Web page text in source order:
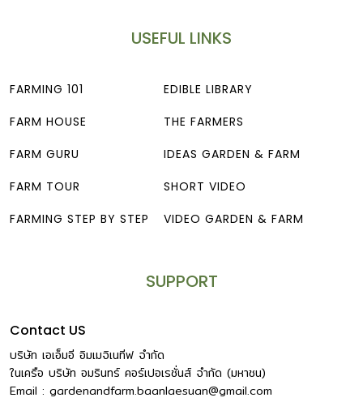
USEFUL LINKS
FARMING 101
FARM HOUSE
FARM GURU
FARM TOUR
FARMING STEP BY STEP
EDIBLE LIBRARY
THE FARMERS
IDEAS GARDEN & FARM
SHORT VIDEO
VIDEO GARDEN & FARM
SUPPORT
Contact US
บริษัท เอเอ็มอี อิมเมจิเนทีฟ จำกัด
ในเครือ บริษัท อมรินทร์ คอร์เปอเรชั่นส์ จำกัด (มหาชน)
Email : gardenandfarm.baanlaesuan@gmail.com